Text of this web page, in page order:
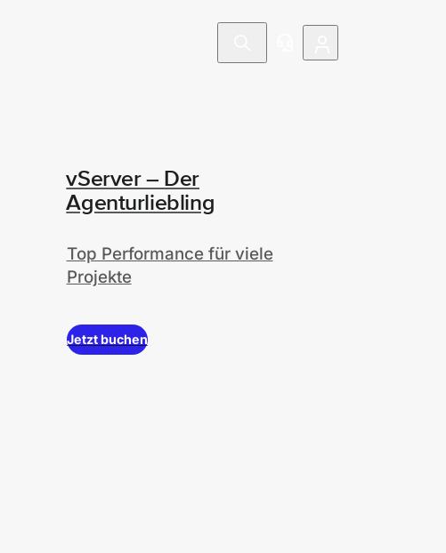
vServer – Der
Agenturliebling
Top Performance für viele
Projekte
Jetzt buchen